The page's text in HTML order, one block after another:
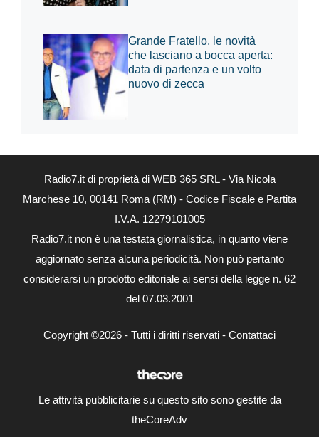
Grande Fratello, le novità
che lasciano a bocca aperta:
data di partenza e un volto
nuovo di zecca
Radio7.it di proprietà di WEB 365 SRL - Via Nicola
Marchese 10, 00141 Roma (RM) - Codice Fiscale e Partita
I.V.A. 12279101005
Radio7.it non è una testata giornalistica, in quanto viene
aggiornato senza alcuna periodicità. Non può pertanto
considerarsi un prodotto editoriale ai sensi della legge n. 62
del 07.03.2001
Copyright ©2026 - Tutti i diritti riservati - Contattaci
Le attività pubblicitarie su questo sito sono gestite da
theCoreAdv